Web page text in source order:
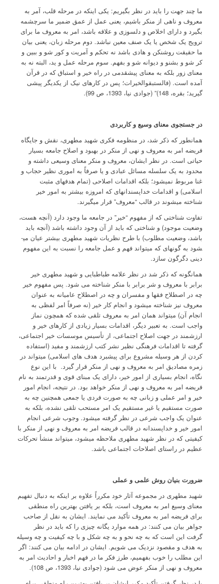
ما چند جهت را باید در نظر بگیریم: یکی اینکه در مرحله قلب، آمر به
معروف و ناهی از منکر باشیم، یعنی عمل از عمق ضمیر ما سرچشمه
بگیرد و دارای اخلاص و دلسوزی و علاقه باشد، امر به معروف ما برای
ترویج یک شخص یا یک صنف معین نباشد. دوم مرحله زبان، یعنی بیان
ما حقیقت روشن­کن و هادی باشد نه تحکم و آمریت و کور شو و ببین و
کر شو و بشنو و دیوانه شو و بفهم. سوم مرحله عمل و ید، البته نه به
معنای زور بلکه به معنای پیشقدمی در راه خیر و استباق که در قرآن
آمده است. (فالستبقوالخیرات؛ پس در کارهای نیک از یکدیگر پیشی
گیرید؛ بقره، 148)” (جوادی نیا، 1393، ص 99).
در جستجوی معنای وسیع و کاربردی
همانطور که ذکر شد، در منظومه فکری شهید مطهری، نقش و جایگاه
فریضه امر به معروف و نهی از منکر در بهبود و اصلاح جامعه بسیار
حیاتی است. در نظر ایشان، معروف و منکر معنای وسیعی داشته و
محدود به یک سلسله مسائل عبادی و یا صرفاً به اموری نظیر حجاب و
غنا مربوط نمی­شود؛ بلکه اقدامات اصلاحی (تمام هدفهای مثبت
اسلامی) و اقدامات خداپسندانه­ای که امروزه بیشتر به امور خیر
شناخته می­شوند در قالب “معروف” قرار می­گیرند.
تفاوت شناختی که از مفهوم “خیر” در جامعه ما وجود دارد (آنچه هست،
وضعیت موجود) و شناختی که باید از آن وجود داشته باشد (آنچه باید
باشد، وضعیت مطلوب) با طرح نظریات شهید مطهری بیشتر عیان می­
شود به گونه­ای که می­تواند فهم و عمل جامعه را نسبت به این مفهوم
دینی دگرگون سازد.
همانگونه که ذکر شد در نظر علامه طباطبایی و شهید مطهری خیر
برابر با معروف و شر برابر با منکر شناخته می شود. پس مفهوم خیر
چه در اصطلاح فقها و مفسران و چه در اصطلاح عامیانه به عنوان
معروف نیز شناخته می­شود و انجام کار خیر (نه صرفاً امر لفظی به
انجام آن) می­تواند همان امر به معروف تلقی شده که همچون نماز
واجب است. به تعبیر دیگر، اقدامات بسیار زیادی از کارهای خیر و
ارزشمند در جهت اصلاح اجتماعی، از تأسیس موسسات خیر اجتماعی،
گرفته تا اقدامات فرهنگی نظیر نشر کتب ارزشمند و مفید (استفاده
کردن از هر وسیله مشروع برای پیشبرد هدف های اسلامی) می­تواند در
زمره مصادیق امر به معروف و نهی از منکر قرار گیرد. با این نوع
نگاه، انجام بسیاری از امور خیر، دارای یک مبنای قوی و قدرتمند به نام
فریضه امر به معروف و نهی از منکر خواهد بود. در نتیجه، انجام امور
خیر و امر عملی و زبانی چه به صورت فردی یا جمعی همچنین چه به
صورت مستقیم یا غیر مستقیم یک امر مستحب تلقی نشده، بلکه به
عنوان یک واجب شرعی در نظر گرفته می­شود. وجوب شرعی انجام
امور خیر و خداپسندانه در قالب فریضه امر به معروف و نهی از منکر با
کیفیتی که در نظر شهید مطهری ملاحظه می­شود، می­تواند منشأ تحرکات
عظیم در راستای اصلاحات اجتماعی باشد.
ضرورت بنیان روش علمی و عملی
شهید مطهری در مجموعه آثار خود مکرراً علاوه بر اینکه به دنبال تفهیم
معنای وسیع امر به معروف است، بلکه بر یافتن بهترین راه منطقی
برای فریضه امر به معروف تأکید می نمایند. ایشان به نقل از صاحب
جواهر بیان می کنند: در همه موارد یگانه چیزی را که باید در نظر
گرفت این است که به چه نحو و به چه شکل و با چه کیفیت و چه وسیله
به هدف و مقصود نزدیک می شویم. ایشان در ادامه بیان می کنند: اگر
این مطلب را خوب بفهمیم، طرز فکر ما در فهم اخبار و احادیث امر به
معروف و نهی از منکر عوض می شود (جوادی نیا، 1393، ص 108).